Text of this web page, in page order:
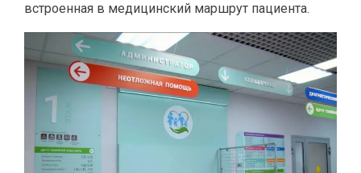
встроенная в медицинский маршрут пациента.